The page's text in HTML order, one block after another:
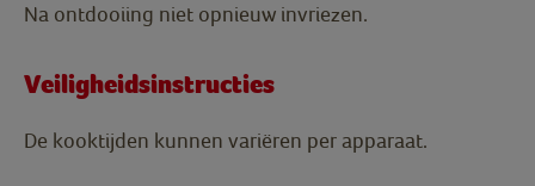
Na ontdooiing niet opnieuw invriezen.
Veiligheidsinstructies
De kooktijden kunnen variëren per apparaat.